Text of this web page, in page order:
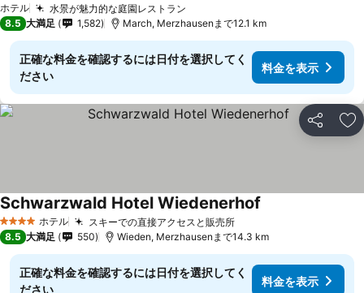
ホテル 水景が魅力的な庭園レストラン
8.5 大満足 1,582 March, Merzhausenまで12.1 km
正確な料金を確認するには日付を選択してく
ださい
料金を表示
シェア お
4 ホテルのランク
ホテル スキーでの直接アクセスと販売所
Schwarzwald Hotel Wiedenerhof
8.5 大満足 550 Wieden, Merzhausenまで14.3 km
正確な料金を確認するには日付を選択してく
ださい
料金を表示